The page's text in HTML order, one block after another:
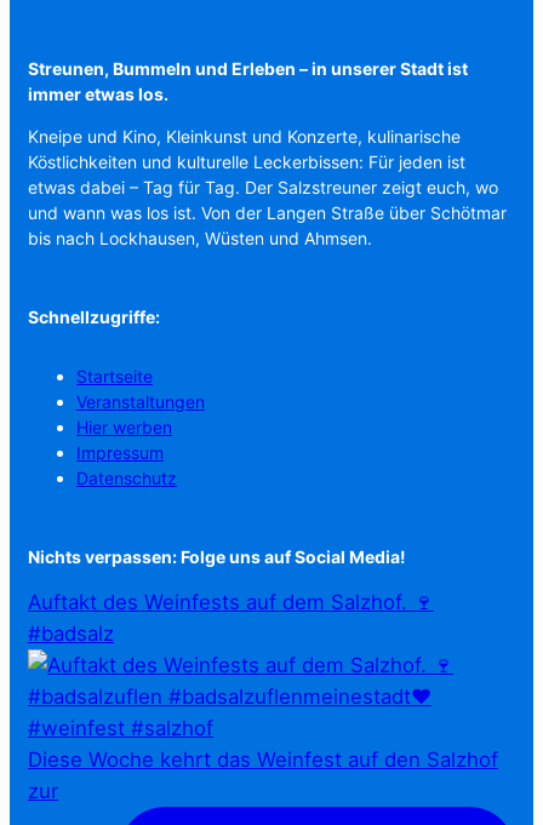
Streunen, Bummeln und Erleben – in unserer Stadt ist
immer etwas los.
Kneipe und Kino, Kleinkunst und Konzerte, kulinarische
Köstlichkeiten und kulturelle Leckerbissen: Für jeden ist
etwas dabei – Tag für Tag. Der Salzstreuner zeigt euch, wo
und wann was los ist. Von der Langen Straße über Schötmar
bis nach Lockhausen, Wüsten und Ahmsen.
Schnellzugriffe:
Startseite
Veranstaltungen
Hier werben
Impressum
Datenschutz
Nichts verpassen: Folge uns auf Social Media!
Auftakt des Weinfests auf dem Salzhof. 🍷
#badsalz
Diese Woche kehrt das Weinfest auf den Salzhof
zur